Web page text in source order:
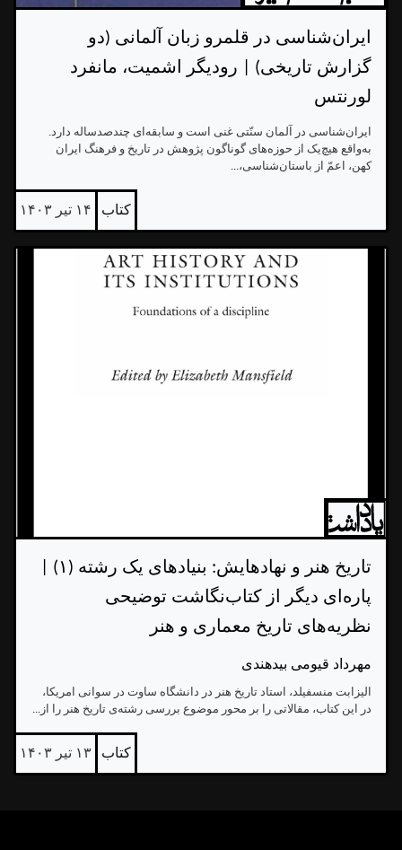
ایران‌شناسی در قلمرو زبان آلمانی (دو
گزارش تاریخی) | رودیگر اشمیت، مانفرد
لورنتس
ایران‌شناسی در آلمان سنّتی غنی است و سابقه‌ای چندصدساله دارد.
به‌واقع هیچ‌یک از حوزه‌های گوناگون پژوهش در تاریخ و فرهنگ ایران
کهن، اعمّ از باستان‌شناسی،...
کتاب ۱۴ تیر ۱۴۰۳
تاریخ هنر و نهادهایش: بنیادهای یک رشته (۱) |
پاره‌ای دیگر از کتاب‌نگاشت توضیحی
نظریه‌های تاریخ معماری و هنر
مهرداد قیومی بیدهندی
الیزابت منسفیلد، استاد تاریخ هنر در دانشگاه ساوت در سوانی امریکا،
در این کتاب، مقالاتی را بر محور موضوع بررسی رشته‌ی تاریخ هنر را از...
کتاب ۱۳ تیر ۱۴۰۳